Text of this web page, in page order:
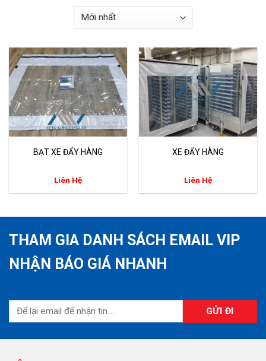
BẠT XE ĐẨY HÀNG
Liên Hệ
XE ĐẨY HÀNG
Liên Hệ
THAM GIA DANH SÁCH EMAIL VIP
NHẬN BÁO GIÁ NHANH